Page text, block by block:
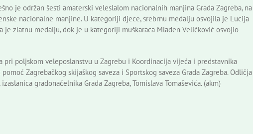
je održan šesti amaterski veleslalom nacionalnih manjina Grada Zagreba, na
nacionalne manjine. U kategoriji djece, srebrnu medalju osvojila je Lucija
je zlatnu medalju, dok je u kategoriji muškaraca Mladen Veličković osvojio
pri poljskom veleposlanstvu u Zagrebu i Koordinacija vijeća i predstavnika
Zagrebačkog skijaškog saveza i Sportskog saveza Grada Zagreba. Odličja
gradonačelnika Grada Zagreba, Tomislava Tomaševića. (akm)